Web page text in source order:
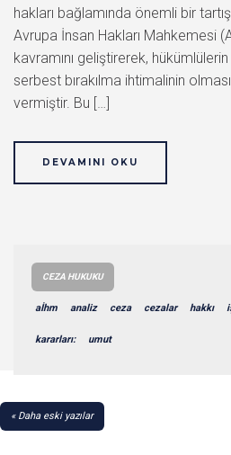
hakları bağlamında önemli bir
Avrupa İnsan Hakları Mahkemesi
kavramını geliştirerek,
serbest bırakılma ihtimalinin
vermiştir. Bu […]
DEVAMINI OKU
CEZA HUKUKU
aİhm analiz ceza cezalar hakkı
kararları: umut
YAZI
Daha eski yazılar